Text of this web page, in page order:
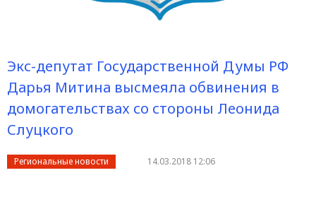
Экс-депутат Государственной Думы РФ
Дарья Митина высмеяла обвинения в
домогательствах со стороны Леонида
Слуцкого
Региональные новости 14.03.2018 12:06